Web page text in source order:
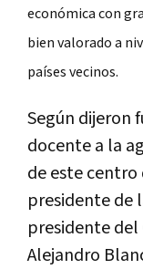
económica con
bien valorado a
países vecinos.
Según dijeron
docente a la
de este
presidente de
presidente
Alejandro